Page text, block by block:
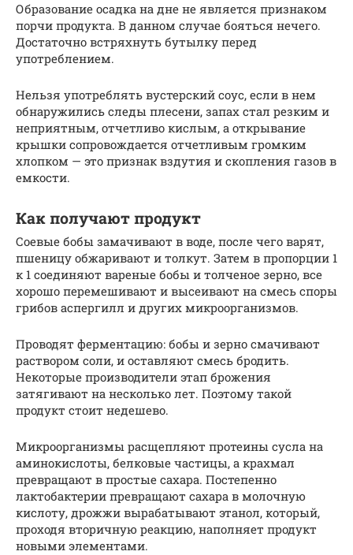
Образование осадка на дне не является признаком
порчи продукта. В данном случае бояться нечего.
Достаточно встряхнуть бутылку перед
употреблением.
Нельзя употреблять вустерский соус, если в нем
обнаружились следы плесени, запах стал резким и
неприятным, отчетливо кислым, а открывание
крышки сопровождается отчетливым громким
хлопком — это признак вздутия и скопления газов в
емкости.
Как получают продукт
Соевые бобы замачивают в воде, после чего варят,
пшеницу обжаривают и толкут. Затем в пропорции 1
к 1 соединяют вареные бобы и толченое зерно, все
хорошо перемешивают и высеивают на смесь споры
грибов аспергилл и других микроорганизмов.
Проводят ферментацию: бобы и зерно смачивают
раствором соли, и оставляют смесь бродить.
Некоторые производители этап брожения
затягивают на несколько лет. Поэтому такой
продукт стоит недешево.
Микроорганизмы расщепляют протеины сусла на
аминокислоты, белковые частицы, а крахмал
превращают в простые сахара. Постепенно
лактобактерии превращают сахара в молочную
кислоту, дрожжи вырабатывают этанол, который,
проходя вторичную реакцию, наполняет продукт
новыми элементами.